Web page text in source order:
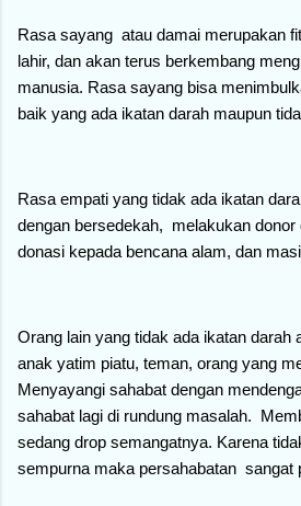
Rasa sayang atau damai merupakan
lahir, dan akan terus berkembang
manusia. Rasa sayang bisa
baik yang ada ikatan darah maupun
Rasa empati yang tidak ada ikatan
dengan bersedekah, melakukan
donasi kepada bencana alam, dan
Orang lain yang tidak ada ikatan darah
anak yatim piatu, teman, orang yang
Menyayangi sahabat dengan
sahabat lagi di rundung masalah.
sedang drop semangatnya. Karena
sempurna maka persahabatan sangat